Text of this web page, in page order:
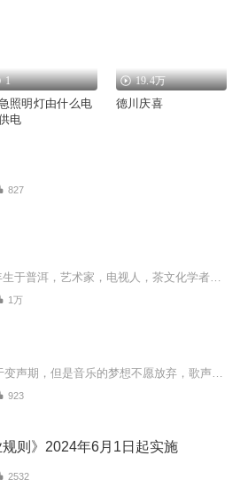
1
照明灯由什么电
电
19.4万
德川庆喜
827
1万
923
规则》2024年6月1日起实施
2532